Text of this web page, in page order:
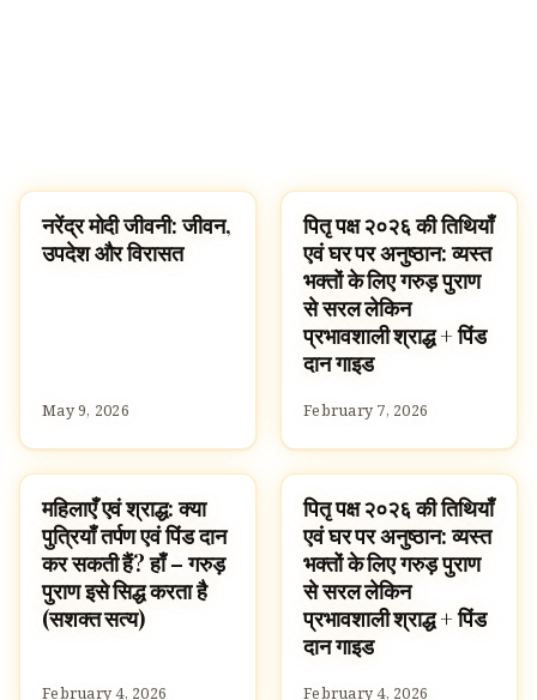
FAMOUS HINDUS
नरेंद्र मोदी जीवनी: जीवन,
उपदेश और विरासत
May 9, 2026
HOMEBANNER
पितृ पक्ष २०२६ की तिथियाँ
एवं घर पर अनुष्ठान: व्यस्त
भक्तों के लिए गरुड़ पुराण
से सरल लेकिन
प्रभावशाली श्राद्ध + पिंड
दान गाइड
February 7, 2026
HOMEBANNER
महिलाएँ एवं श्राद्ध: क्या
पुत्रियाँ तर्पण एवं पिंड दान
कर सकती हैं? हाँ – गरुड़
पुराण इसे सिद्ध करता है
(सशक्त सत्य)
HOMEBANNER
पितृ पक्ष २०२६ की तिथियाँ
एवं घर पर अनुष्ठान: व्यस्त
भक्तों के लिए गरुड़ पुराण
से सरल लेकिन
प्रभावशाली श्राद्ध + पिंड
दान गाइड